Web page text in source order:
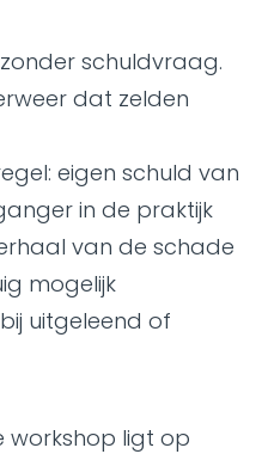
schuldvraag.
dat zelden
eigen schuld van
in de praktijk
van de schade
mogelijk
uitgeleend of
workshop ligt op